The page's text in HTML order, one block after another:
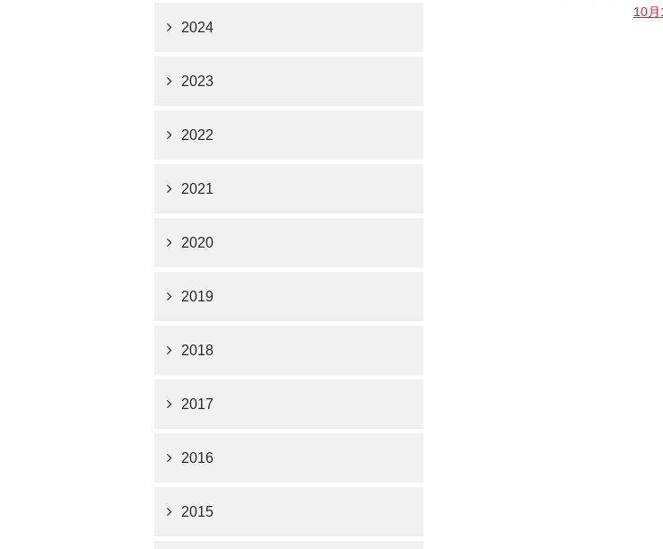
10月
2024
2023
2022
2021
2020
2019
2018
2017
2016
2015